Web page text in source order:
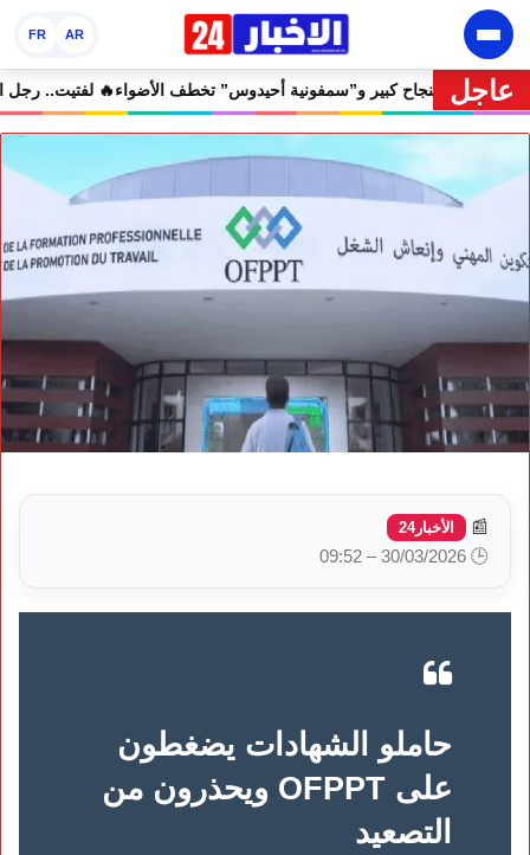
AR
FR
عاجل
إفران الدولي يختتم دورته الثامنة بنجاح كبير و”سمفونية أحيدوس” تخطف
📰 الأخبار24
🕒 30/03/2026 – 09:52
حاملو الشهادات يضغطون
على OFPPT ويحذرون من
التصعيد